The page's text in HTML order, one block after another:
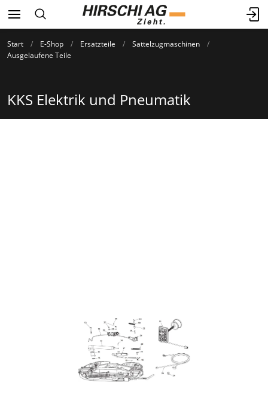
Start E-Shop Ersatzteile
Sattelzugmaschinen
Ausgelaufene Teile
KKS Elektrik und Pneumatik